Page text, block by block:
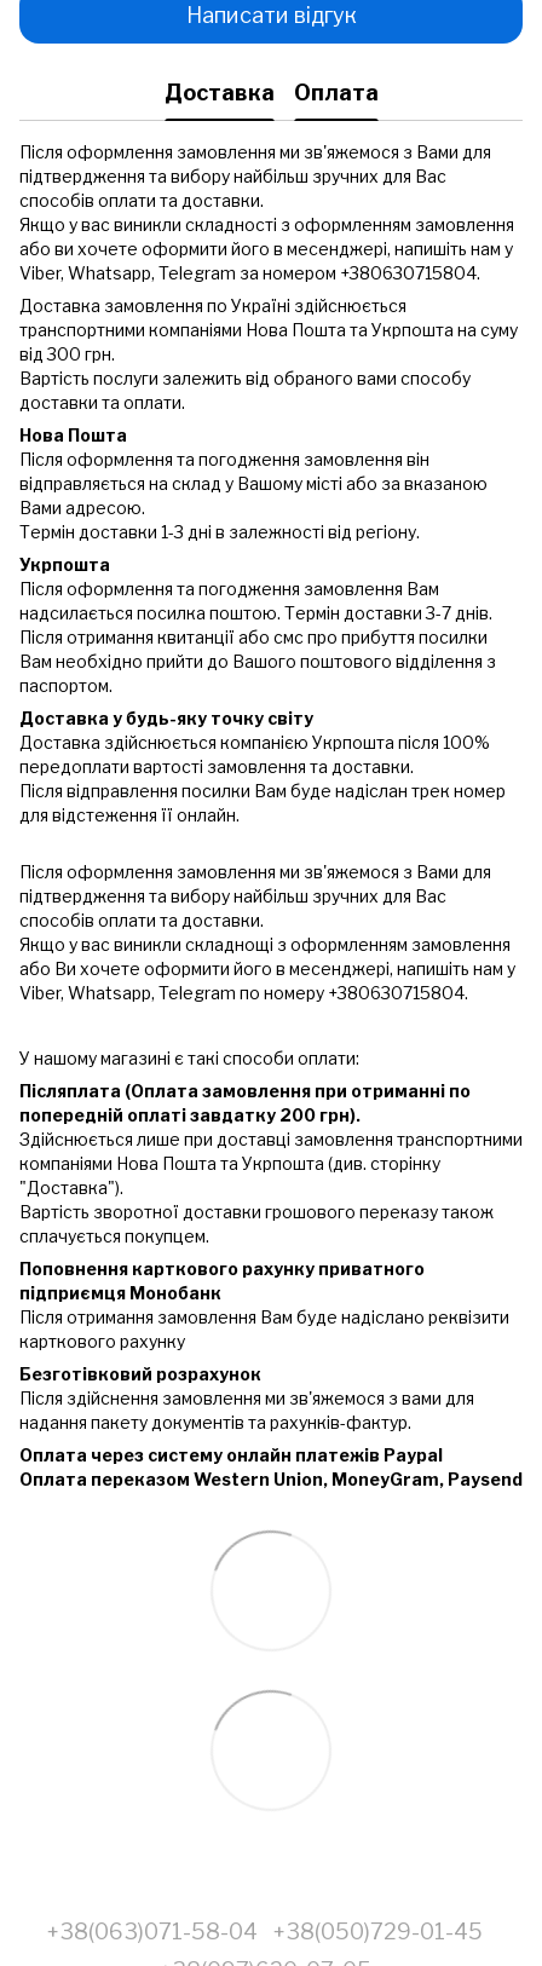
Написати відгук
Доставка Оплата
Після оформлення замовлення ми зв'яжемося з Вами для
підтвердження та вибору найбільш зручних для Вас
способів оплати та доставки.
Якщо у вас виникли складності з оформленням замовлення
або ви хочете оформити його в месенджері, напишіть нам у
Viber, Whatsapp, Telegram за номером +380630715804.
Доставка замовлення по Україні здійснюється
транспортними компаніями Нова Пошта та Укрпошта на суму
від 300 грн.
Вартість послуги залежить від обраного вами способу
доставки та оплати.
Нова Пошта
Після оформлення та погодження замовлення він
відправляється на склад у Вашому місті або за вказаною
Вами адресою.
Термін доставки 1-3 дні в залежності від регіону.
Укрпошта
Після оформлення та погодження замовлення Вам
надсилається посилка поштою. Термін доставки 3-7 днів.
Після отримання квитанції або смс про прибуття посилки
Вам необхідно прийти до Вашого поштового відділення з
паспортом.
Доставка у будь-яку точку світу
Доставка здійснюється компанією Укрпошта після 100%
передоплати вартості замовлення та доставки.
Після відправлення посилки Вам буде надіслан трек номер
для відстеження її онлайн.
Після оформлення замовлення ми зв'яжемося з Вами для
підтвердження та вибору найбільш зручних для Вас
способів оплати та доставки.
Якщо у вас виникли складнощі з оформленням замовлення
або Ви хочете оформити його в месенджері, напишіть нам у
Viber, Whatsapp, Telegram по номеру +380630715804.
У нашому магазині є такі способи оплати:
Післяплата (Оплата замовлення при отриманні по
попередній оплаті завдатку 200 грн).
Здійснюється лише при доставці замовлення транспортними
компаніями Нова Пошта та Укрпошта (див. сторінку
"Доставка").
Вартість зворотної доставки грошового переказу також
сплачується покупцем.
Поповнення карткового рахунку приватного
підприємця Монобанк
Після отримання замовлення Вам буде надіслано реквізити
карткового рахунку
Безготівковий розрахунок
Після здійснення замовлення ми зв'яжемося з вами для
надання пакету документів та рахунків-фактур.
Оплата через систему онлайн платежів Paypal
Оплата переказом Western Union, MoneyGram, Paysend
+38(063)071-58-04
+38(050)729-01-45